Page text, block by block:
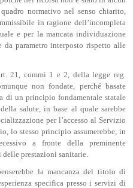
normativo nel senso chiarito,
in ragione dell’incompleta
e per la mancata individuazione
parametro interposto rispetto alle
21, commi 1 e 2, della legge reg.
non fondate, perché basate
di un principio fondamentale statale
salute, in base al quale sarebbe
per l’accesso al Servizio
lo stesso principio assumerebbe, in
a fronte della preminente
prestazioni sanitarie.
la mancanza del titolo di
specifica presso i servizi di